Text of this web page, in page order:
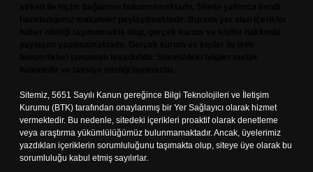
Sitemiz, 5651 Sayılı Kanun gereğince Bilgi Teknolojileri ve İletişim
Kurumu (BTK) tarafından onaylanmış bir Yer Sağlayıcı olarak hizmet
vermektedir. Bu nedenle, sitedeki içerikleri proaktif olarak denetleme
veya araştırma yükümlülüğümüz bulunmamaktadır. Ancak, üyelerimiz
yazdıkları içeriklerin sorumluluğunu taşımakta olup, siteye üye olarak bu
sorumluluğu kabul etmiş sayılırlar.